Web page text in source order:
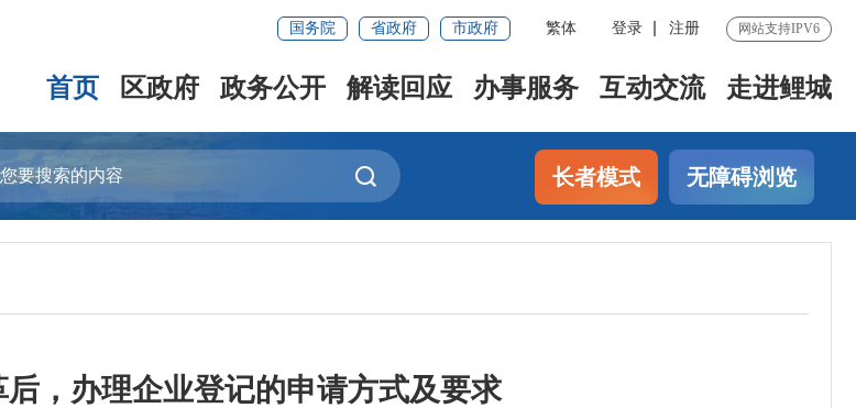
国务院 省政府 市政府 繁体 登录 注册 网站支持IPV6
首页 区政府 政务公开 解读回应 办事服务 互动交流 走进鲤城
长者模式 无障碍浏览
，办理企业登记的申请方式及要求